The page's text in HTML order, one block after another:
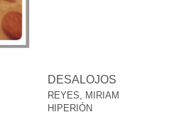
DESALOJOS
REYES, MIRIAM
HIPERIÓN